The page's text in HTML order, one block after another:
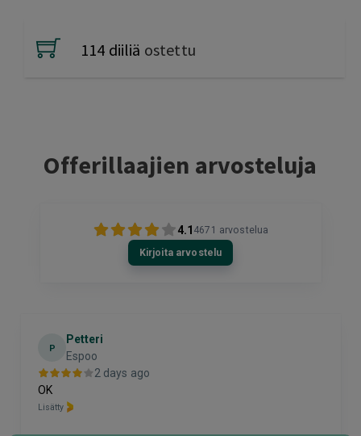
114 diiliä ostettu
Offerillaajien arvosteluja
4.1 4671 arvostelua
Kirjoita arvostelu
P
Petteri
Espoo
2 days ago
OK
Lisätty